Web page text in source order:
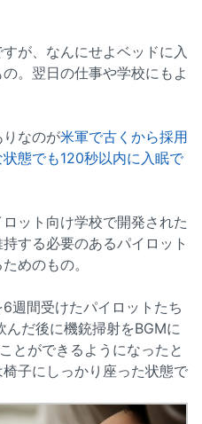
が、なんにせよベッドに入
。翌日の仕事や学校にもよ
なのが米軍で古くから採用
態でも120秒以内に入眠で
ット向け学校で開発された
する必要のあるパイロット
めのもの。
週間受けたパイロットたち
だ後に機銃掃射をBGMに
とができるようになったと
子にしっかり座った状態で